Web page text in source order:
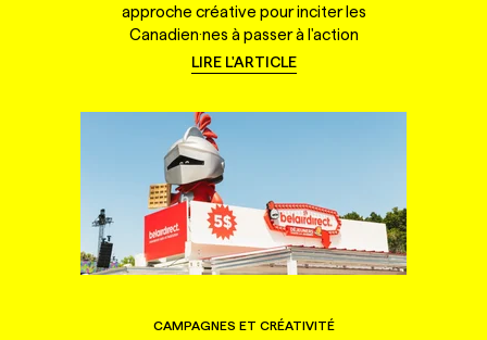
approche créative pour inciter les
Canadien·nes à passer à l'action
LIRE L'ARTICLE
CAMPAGNES ET CRÉATIVITÉ